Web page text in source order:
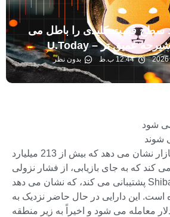
213 میلیارد سطح قیمت کلیدی را باطل می
12:44 ب.ظ
بدون نظر
می شود
شوند
داده های بازار نشان می دهد که بیش از 213 میلیارد SHIB به
کند که به جای بازیابی، از فشار نزولی
پشتیبانی می کند، که نشان می دهد Shiba Inu یک سطح حمایت
است. این دارایی در حال حاضر نزدیک به
0.0000058 دلار معامله می شود و اخیراً به زیر منطقه